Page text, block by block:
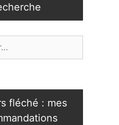
fléché : mes